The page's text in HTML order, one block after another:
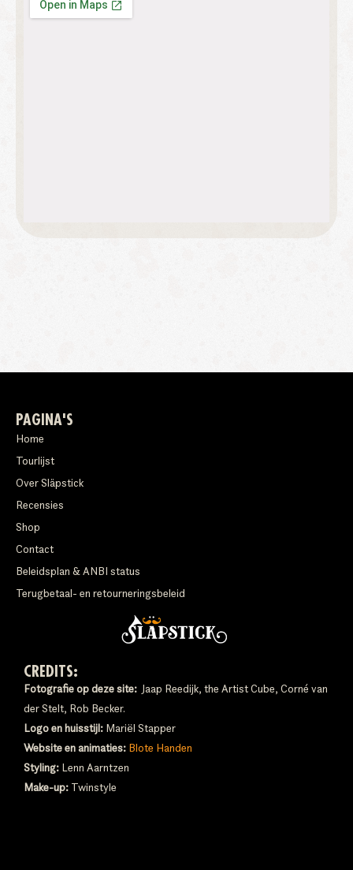
PAGINA'S
Home
Tourlijst
Over Släpstick
Recensies
Shop
Contact
Beleidsplan & ANBI status
Terugbetaal- en retourneringsbeleid
CREDITS:
Fotografie op deze site: Jaap Reedijk, the Artist Cube, Corné van
der Stelt, Rob Becker.
Logo en huisstijl: Mariël Stapper
Website en animaties: Blote Handen
Styling: Lenn Aarntzen
Make-up: Twinstyle